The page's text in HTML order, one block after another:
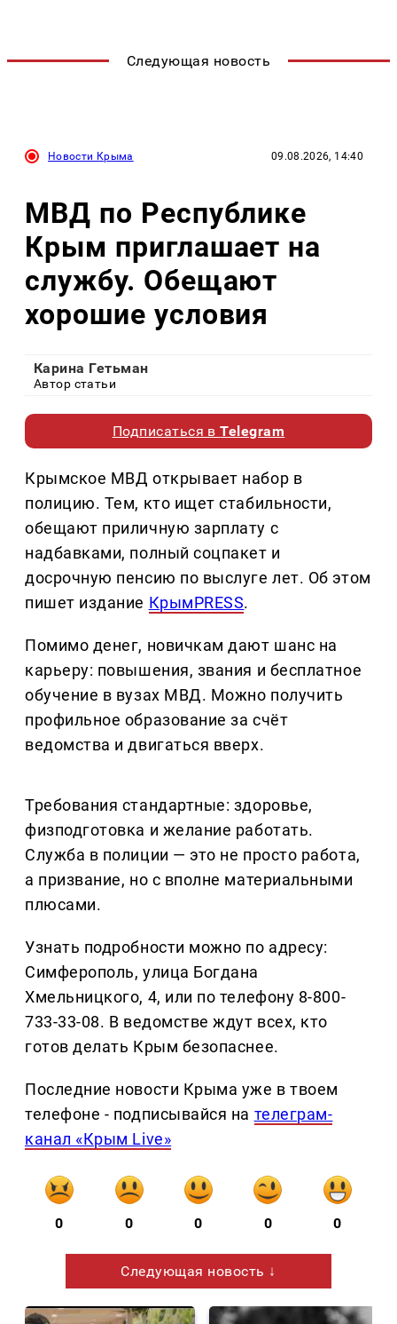
Следующая новость
Новости Крыма 09.08.2026, 14:40
МВД по Республике
Крым приглашает на
службу. Обещают
хорошие условия
Карина Гетьман
Автор статьи
Подписаться вTelegram
Крымское МВД открывает набор в
полицию. Тем, кто ищет стабильности,
обещают приличную зарплату с
надбавками, полный соцпакет и
досрочную пенсию по выслуге лет. Об этом
пишет издание КрымPRESS.
Помимо денег, новичкам дают шанс на
карьеру: повышения, звания и бесплатное
обучение в вузах МВД. Можно получить
профильное образование за счёт
ведомства и двигаться вверх.
Требования стандартные: здоровье,
физподготовка и желание работать.
Служба в полиции — это не просто работа,
а призвание, но с вполне материальными
плюсами.
Узнать подробности можно по адресу:
Симферополь, улица Богдана
Хмельницкого, 4, или по телефону 8-800-
733-33-08. В ведомстве ждут всех, кто
готов делать Крым безопаснее.
Последние новости Крыма уже в твоем
телефоне - подписывайся на телеграм-
канал «Крым Live»
0 0 0 0 0
Следующая новость ↓